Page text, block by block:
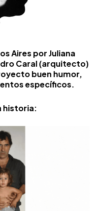
Aires por Juliana
Caral (arquitecto)
buen humor,
específicos.
historia: